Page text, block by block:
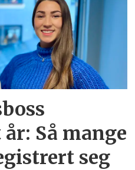
Så mange
seg